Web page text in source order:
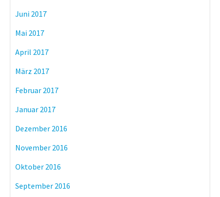
Juni 2017
Mai 2017
April 2017
März 2017
Februar 2017
Januar 2017
Dezember 2016
November 2016
Oktober 2016
September 2016